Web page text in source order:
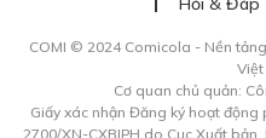
COMI © 2024 Comicola - Nền
Cơ quan chủ quản:
Giấy xác nhận Đăng ký hoạt
2700/XN-CXBIPH do Cục Xuất